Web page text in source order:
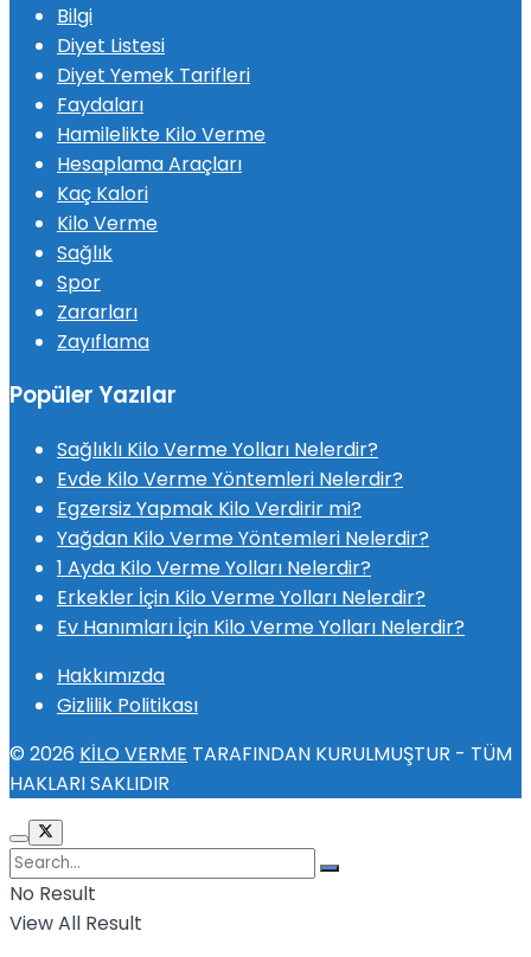
Bilgi
Diyet Listesi
Diyet Yemek Tarifleri
Faydaları
Hamilelikte Kilo Verme
Hesaplama Araçları
Kaç Kalori
Kilo Verme
Sağlık
Spor
Zararları
Zayıflama
Popüler Yazılar
Sağlıklı Kilo Verme Yolları Nelerdir?
Evde Kilo Verme Yöntemleri Nelerdir?
Egzersiz Yapmak Kilo Verdirir mi?
Yağdan Kilo Verme Yöntemleri Nelerdir?
1 Ayda Kilo Verme Yolları Nelerdir?
Erkekler İçin Kilo Verme Yolları Nelerdir?
Ev Hanımları İçin Kilo Verme Yolları Nelerdir?
Hakkımızda
Gizlilik Politikası
© 2026 KİLO VERME TARAFINDAN KURULMUŞTUR - TÜM
HAKLARI SAKLIDIR
No Result
View All Result